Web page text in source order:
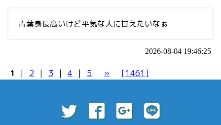
青葉身長高いけど平気な人に甘えたいなぁ
2026-08-04 19:46:25
1 | 2 | 3 | 4 | 5 » [1461]